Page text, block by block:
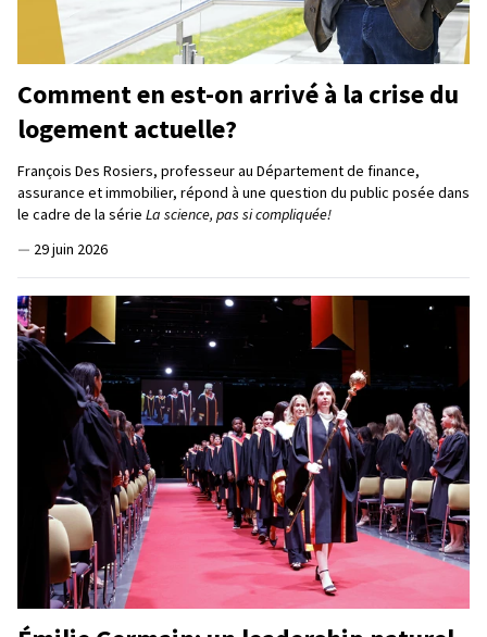
Comment en est-on arrivé à la crise du
logement actuelle?
François Des Rosiers, professeur au Département de finance,
assurance et immobilier, répond à une question du public posée dans
le cadre de la série La science, pas si compliquée!
— 29 juin 2026